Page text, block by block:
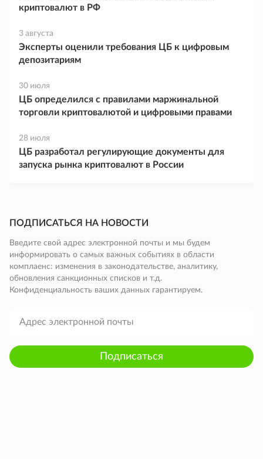
криптовалют в РФ
3 августа
Эксперты оценили требования ЦБ к цифровым
депозитариям
30 июля
ЦБ определился с правилами маржинальной
торговли криптовалютой и цифровыми правами
28 июля
ЦБ разработал регулирующие документы для
запуска рынка криптовалют в России
ПОДПИСАТЬСЯ НА НОВОСТИ
Введите свой адрес электронной почты и мы будем
информировать о самых важных событиях в области
комплаенс: изменения в законодательстве, аналитику,
обновления санкционных списков и т.д.
Конфиденциальность ваших данных гарантируем.
Подписаться